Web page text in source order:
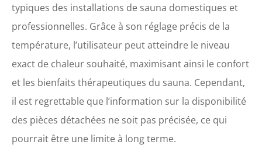
typiques des installations de sauna domestiques et
professionnelles. Grâce à son réglage précis de la
température, l’utilisateur peut atteindre le niveau
exact de chaleur souhaité, maximisant ainsi le confort
et les bienfaits thérapeutiques du sauna. Cependant,
il est regrettable que l’information sur la disponibilité
des pièces détachées ne soit pas précisée, ce qui
pourrait être une limite à long terme.